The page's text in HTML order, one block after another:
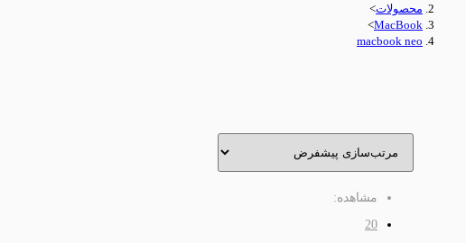
محصولات>
MacBook
>
macbook neo
مشاهده:
20